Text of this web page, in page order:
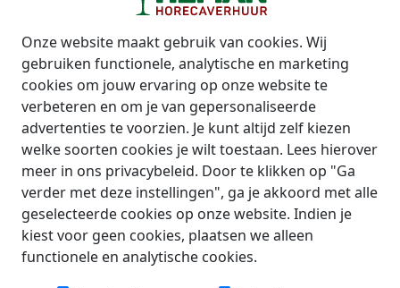
Onze website maakt gebruik van cookies. Wij
gebruiken functionele, analytische en marketing
cookies om jouw ervaring op onze website te
verbeteren en om je van gepersonaliseerde
advertenties te voorzien. Je kunt altijd zelf kiezen
welke soorten cookies je wilt toestaan. Lees hierover
meer in ons privacybeleid. Door te klikken op "Ga
verder met deze instellingen", ga je akkoord met alle
geselecteerde cookies op onze website. Indien je
kiest voor geen cookies, plaatsen we alleen
functionele en analytische cookies.